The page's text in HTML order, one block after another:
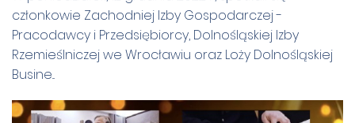
członkowie Zachodniej Izby Gospodarczej -
Pracodawcy i Przedsiębiorcy, Dolnośląskiej Izby
Rzemieślniczej we Wrocławiu oraz Loży Dolnośląskiej
Busine...